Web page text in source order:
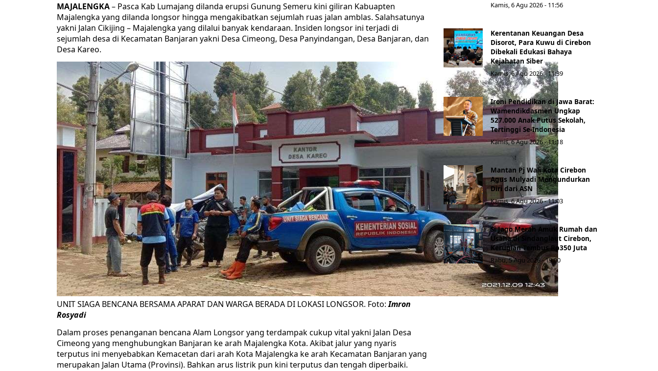
MAJALENGKA– Pasca Kab Lumajang dilanda erupsi Gunung Semeru kini giliran Kabuapten
Majalengka yang dilanda longsor hingga mengakibatkan sejumlah ruas jalan amblas. Salahsatunya
yakni Jalan Cikijing – Majalengka yang dilalui banyak kendaraan. Insiden longsor ini terjadi di
sejumlah desa di Kecamatan Banjaran yakni Desa Cimeong, Desa Panyindangan, Desa Banjaran, dan
Desa Kareo.
UNIT SIAGA BENCANA BERSAMA APARAT DAN WARGA BERADA DI LOKASI LONGSOR. Foto: Imron
Rosyadi
Dalam proses penanganan bencana Alam Longsor yang terdampak cukup vital yakni Jalan Desa
Cimeong yang menghubungkan Banjaran ke arah Majalengka Kota. Akibat jalur yang nyaris
terputus ini menyebabkan Kemacetan dari arah Kota Majalengka ke arah Kecamatan Banjaran yang
merupakan Jalan Utama (Provinsi). Bahkan arus listrik pun kini terputus dan tengah diperbaiki.
Kamis, 6 Agu 2026 - 11:56
Kerentanan Keuangan Desa
Disorot, Para Kuwu di Cirebon
Dibekali Edukasi Bahaya
Kejahatan Siber
Kamis, 6 Agu 2026 - 11:39
Ironi Pendidikan di Jawa Barat:
Wamendikdasmen Ungkap
527.000 Anak Putus Sekolah,
Tertinggi Se-Indonesia
Kamis, 6 Agu 2026 - 11:18
Mantan Pj Wali Kota Cirebon
Agus Mulyadi Mengundurkan
Diri dari ASN
Kamis, 6 Agu 2026 - 11:03
Si Jago Merah Amuk Rumah dan
Usaha di Sindanglaut Cirebon,
Kerugian Tembus Rp350 Juta
Rabu, 5 Agu 2026 - 19:00